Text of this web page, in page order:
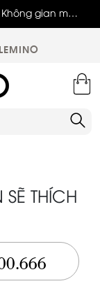
Không gian mới,
biệt
THÍCH